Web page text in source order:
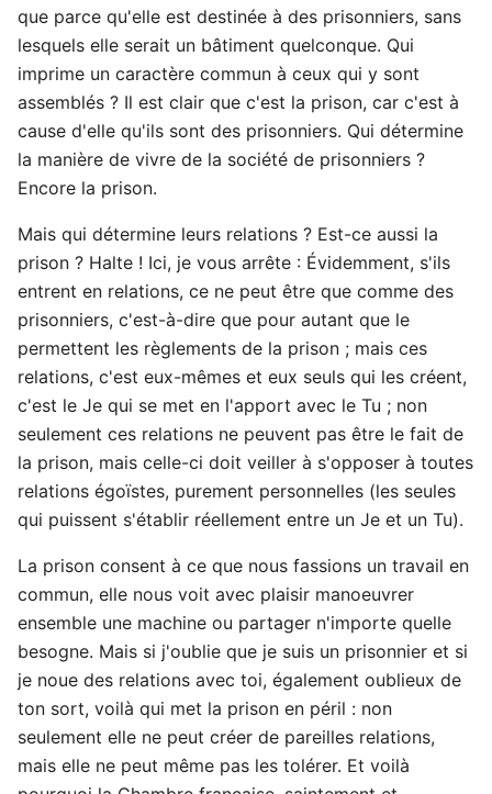
que parce qu'elle est destinée à des prisonniers, sans
lesquels elle serait un bâtiment quelconque. Qui
imprime un caractère commun à ceux qui y sont
assemblés ? Il est clair que c'est la prison, car c'est à
cause d'elle qu'ils sont des prisonniers. Qui détermine
la manière de vivre de la société de prisonniers ?
Encore la prison.
Mais qui détermine leurs relations ? Est-ce aussi la
prison ? Halte ! Ici, je vous arrête : Évidemment, s'ils
entrent en relations, ce ne peut être que comme des
prisonniers, c'est-à-dire que pour autant que le
permettent les règlements de la prison ; mais ces
relations, c'est eux-mêmes et eux seuls qui les créent,
c'est le Je qui se met en l'apport avec le Tu ; non
seulement ces relations ne peuvent pas être le fait de
la prison, mais celle-ci doit veiller à s'opposer à toutes
relations égoïstes, purement personnelles (les seules
qui puissent s'établir réellement entre un Je et un Tu).
La prison consent à ce que nous fassions un travail en
commun, elle nous voit avec plaisir manoeuvrer
ensemble une machine ou partager n'importe quelle
besogne. Mais si j'oublie que je suis un prisonnier et si
je noue des relations avec toi, également oublieux de
ton sort, voilà qui met la prison en péril : non
seulement elle ne peut créer de pareilles relations,
mais elle ne peut même pas les tolérer. Et voilà